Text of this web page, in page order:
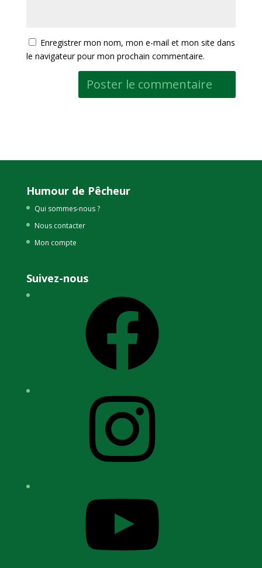
Enregistrer mon nom, mon e-mail et mon site dans
le navigateur pour mon prochain commentaire.
Humour de Pêcheur
Qui sommes-nous ?
Nous contacter
Mon compte
Suivez-nous